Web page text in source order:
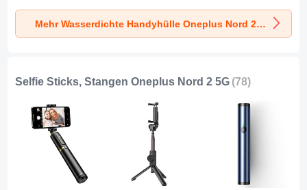
Oneplus Nord 2 5G
Schwarz
Oneplus Nord 2 5G
Gold
Oneplus Nord 2 5G
Orange
Mehr Wasserdichte Handyhülle Oneplus Nord 2 5G
Selfie Sticks, Stangen Oneplus Nord 2 5G (78)